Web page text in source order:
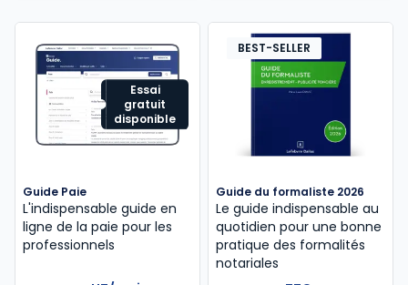
Essai
gratuit
disponible
Guide Paie
L'indispensable guide en
ligne de la paie pour les
professionnels
BEST-SELLER
Guide du formaliste 2026
Le guide indispensable au
quotidien pour une bonne
pratique des formalités
notariales